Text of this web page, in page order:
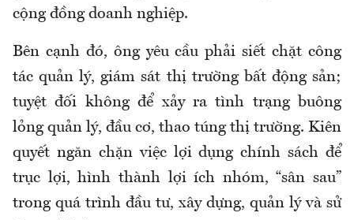
cộng đồng doanh nghiệp.
Bên cạnh đó, ông yêu cầu phải siết chặt công
tác quản lý, giám sát thị trường bất động sản;
tuyệt đối không để xảy ra tình trạng buông
lỏng quản lý, đầu cơ, thao túng thị trường. Kiên
quyết ngăn chặn việc lợi dụng chính sách để
trục lợi, hình thành lợi ích nhóm, “sân sau”
trong quá trình đầu tư, xây dựng, quản lý và sử